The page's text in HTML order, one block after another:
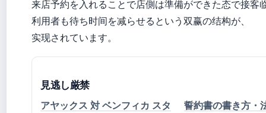
来店予約を入れることで店側は準備ができた态で接客
利用者も待ち时间を减らせるという双赢の结构が、
实现されています。
見逃し厳禁
アヤックス 対 ベンフィカ スタ
誓約書の書き方・